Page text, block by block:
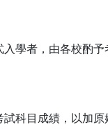
學者，由各校酌予
科目成績，以加原